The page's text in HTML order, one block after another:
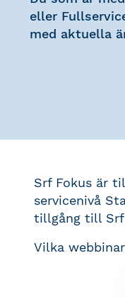
eller
med aktuella
Srf Fokus är
servicenivå
tillgång till Srf
Vilka